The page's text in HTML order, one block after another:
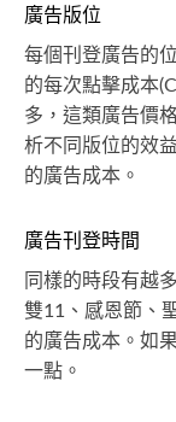
廣告版位
每個刊登廣告的
的每次點擊成本
多，這類廣告價
析不同版位的效
的廣告成本。
廣告刊登時間
同樣的時段有越
雙11、感恩節、
的廣告成本。如
一點。